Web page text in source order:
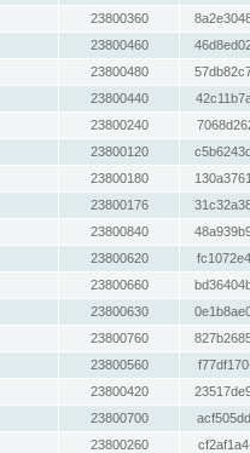
23800360
23800460
23800480
23800440
23800240
23800120
23800180
23800176
23800840
23800620
23800660
23800630
23800760
23800560
23800420
23800700
23800260